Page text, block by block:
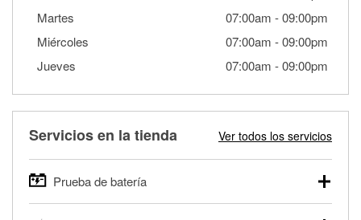
Martes
07:00am -09:00pm
Miércoles
07:00am -09:00pm
Jueves
07:00am -09:00pm
Servicios en la tienda Ver todos los servicios
Prueba de batería